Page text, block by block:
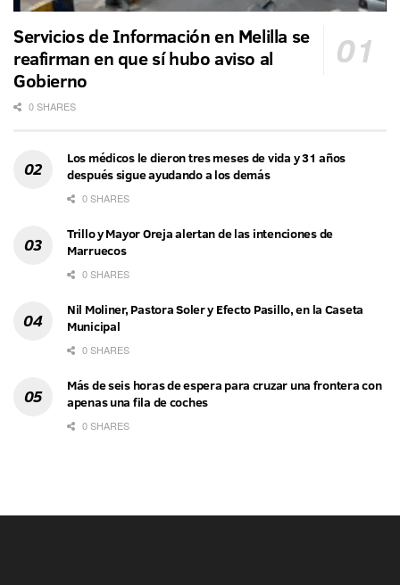
Servicios de Información en Melilla se
reafirman en que sí hubo aviso al
Gobierno
0 SHARES
Los médicos le dieron tres meses de vida y 31 años
después sigue ayudando a los demás
0 SHARES
Trillo y Mayor Oreja alertan de las intenciones de
Marruecos
0 SHARES
Nil Moliner, Pastora Soler y Efecto Pasillo, en la Caseta
Municipal
0 SHARES
Más de seis horas de espera para cruzar una frontera con
apenas una fila de coches
0 SHARES